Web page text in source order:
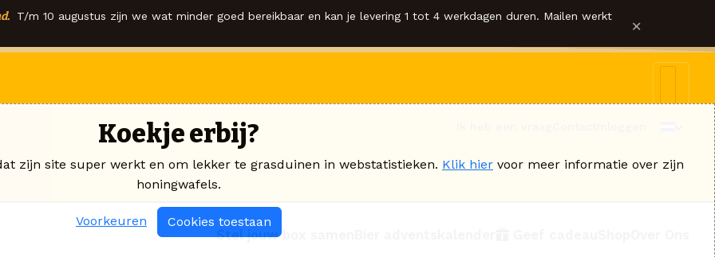
T/m 10 augustus zijn we wat minder goed bereikbaar en kan je levering 1 tot 4 werkdagen duren. Mailen werkt ×
Stel jouw box samen
Koekje erbij?
zijn site super werkt en om lekker te grasduinen in webstatistieken. Klik hier voor meer informatie over zijn
honingwafels.
Voorkeuren Cookies toestaan